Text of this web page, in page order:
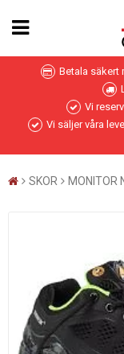
Betala säkert
Vi
Vi säljer våra
SKOR MONITOR